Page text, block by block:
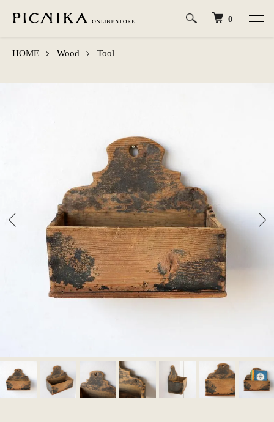
0
HOME Wood Tool